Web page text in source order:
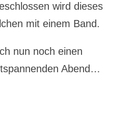
wird dieses
mit einem Band.
nun noch einen
Abend…